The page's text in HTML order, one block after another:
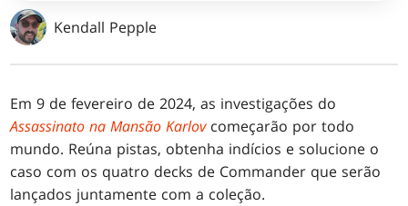
Kendall Pepple
Em 9 de fevereiro de 2024, as investigações do
Assassinato na Mansão Karlovcomeçarão por todo
mundo. Reúna pistas, obtenha indícios e solucione o
caso com os quatro decks de Commander que serão
lançados juntamente com a coleção.